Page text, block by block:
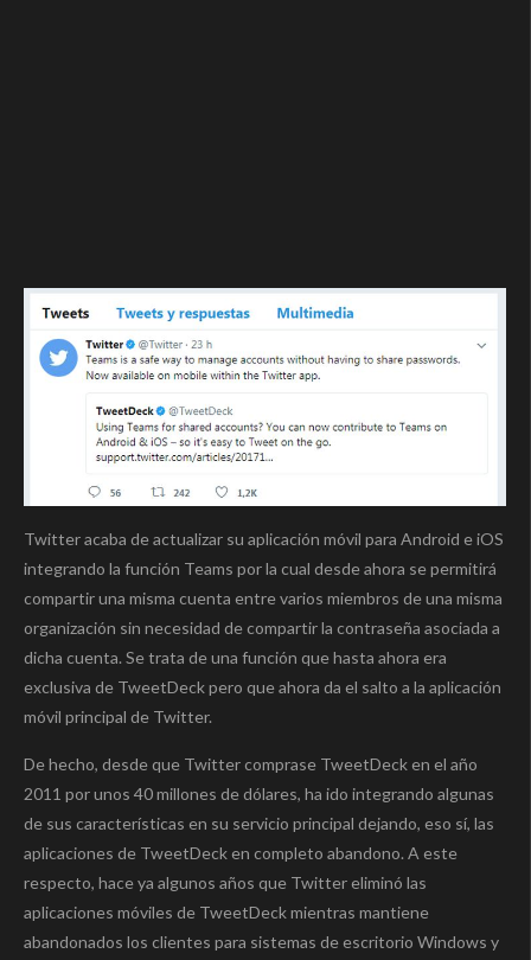
Twitter acaba de actualizar su aplicación móvil para Android e iOS
integrando la función Teams por la cual desde ahora se permitirá
compartir una misma cuenta entre varios miembros de una misma
organización sin necesidad de compartir la contraseña asociada a
dicha cuenta. Se trata de una función que hasta ahora era
exclusiva de TweetDeck pero que ahora da el salto a la aplicación
móvil principal de Twitter.
De hecho, desde que Twitter comprase TweetDeck en el año
2011 por unos 40 millones de dólares, ha ido integrando algunas
de sus características en su servicio principal dejando, eso sí, las
aplicaciones de TweetDeck en completo abandono. A este
respecto, hace ya algunos años que Twitter eliminó las
aplicaciones móviles de TweetDeck mientras mantiene
abandonados los clientes para sistemas de escritorio Windows y